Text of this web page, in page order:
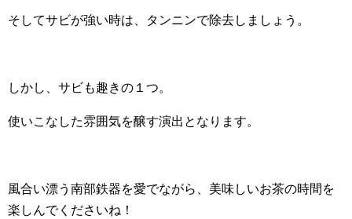
そしてサビが強い時は、タンニンで除去しましょう。
しかし、サビも趣きの１つ。
使いこなした雰囲気を醸す演出となります。
風合い漂う南部鉄器を愛でながら、美味しいお茶の時間を
楽しんでくださいね！